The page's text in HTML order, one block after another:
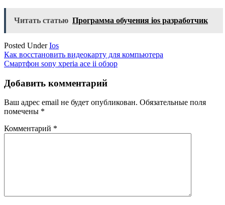
Читать статью Программа обучения ios разработчик
Posted UnderIos
Навигация
по
записям
Как восстановить видеокарту для компьютера
Смартфон sony xperia ace ii обзор
Добавить комментарий
Ваш адрес email не будет опубликован. Обязательные поля
помечены *
Комментарий *